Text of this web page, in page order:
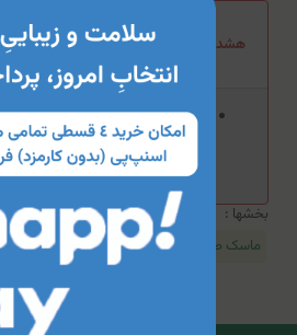
هشدار مصرف ماسک اسکراب زردآلو صورت و
فقط جهت مصارف خارجی، درصورت
آلرژی مصرف را متوقف نموده و با
بخشها :
ماسک صورت و گردن